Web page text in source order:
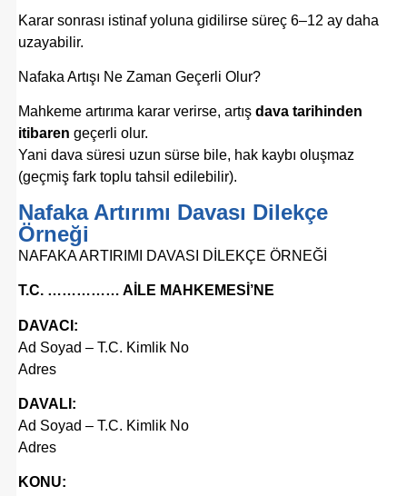
Karar sonrası istinaf yoluna gidilirse süreç 6–12 ay daha
uzayabilir.
Nafaka Artışı Ne Zaman Geçerli Olur?
Mahkeme artırıma karar verirse, artış dava tarihinden
itibaren geçerli olur.
Yani dava süresi uzun sürse bile, hak kaybı oluşmaz
(geçmiş fark toplu tahsil edilebilir).
Nafaka Artırımı Davası Dilekçe
Örneği
NAFAKA ARTIRIMI DAVASI DİLEKÇE ÖRNEĞİ
T.C. …………… AİLE MAHKEMESİ’NE
DAVACI:
Ad Soyad – T.C. Kimlik No
Adres
DAVALI:
Ad Soyad – T.C. Kimlik No
Adres
KONU: